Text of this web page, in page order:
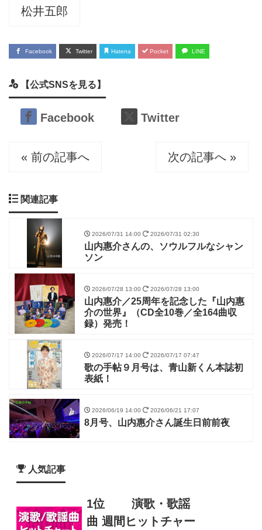
松井五郎
Facebook Twitter Hatena Pocket LINE
【公式SNSを見る】
Facebook Twitter
« 前の記事へ 次の記事へ »
関連記事
2026/07/31 14:00 2026/07/31 02:30
山内惠介さんの、ソウルフルなシャン
ソン
2026/07/28 13:00 2026/07/28 13:00
山内惠介／25周年を記念した『山内惠
介の世界』（CD全10巻／全164曲収
録）発売！
2026/07/17 14:00 2026/07/17 07:47
歌の手帖９月号は、青山新くん本誌初
表紙！
2026/06/19 14:00 2026/06/21 17:07
8月号、山内惠介さん誕生日前前夜
人気記事
1位
演歌・歌謡
曲 週間ヒットチャー